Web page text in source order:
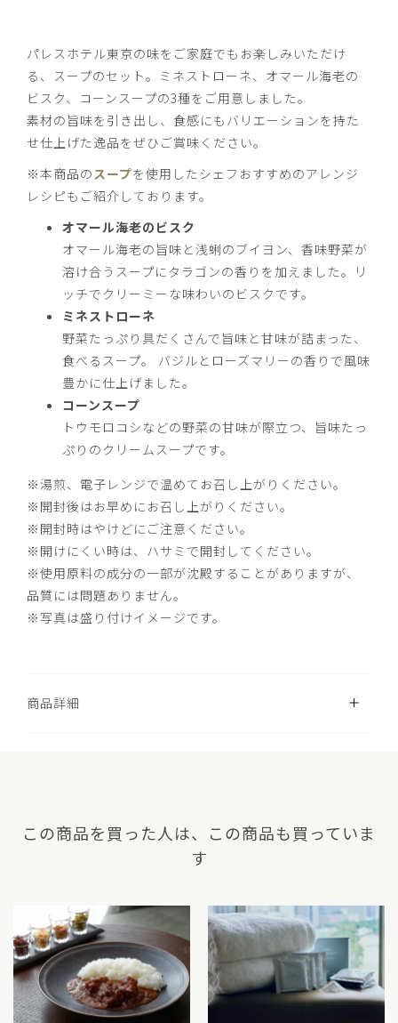
パレスホテル東京の味をご家庭でもお楽しみいただけ
る、スープのセット。ミネストローネ、オマール海老の
ビスク、コーンスープの3種をご用意しました。
素材の旨味を引き出し、食感にもバリエーションを持た
せ仕上げた逸品をぜひご賞味ください。
※本商品の スープを使用したシェフおすすめのアレンジ
レシピもご紹介しております。
オマール海老のビスク
オマール海老の旨味と浅蜊のブイヨン、香味野菜が
溶け合うスープにタラゴンの香りを加えました。リ
ッチでクリーミーな味わいのビスクです。
ミネストローネ
野菜たっぷり具だくさんで旨味と甘味が詰まった、
食べるスープ。 バジルとローズマリーの香りで風味
豊かに仕上げました。
コーンスープ
トウモロコシなどの野菜の甘味が際立つ、旨味たっ
ぷりのクリームスープです。
※湯煎、電子レンジで温めてお召し上がりください。
※開封後はお早めにお召し上がりください。
※開封時はやけどにご注意ください。
※開けにくい時は、ハサミで開封してください。
※使用原料の成分の一部が沈殿することがありますが、
品質には問題ありません。
※写真は盛り付けイメージです。
商品詳細
この商品を買った人は、この商品も買っていま
す